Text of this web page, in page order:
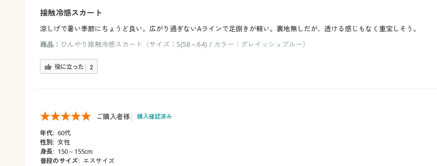
接触冷感スカート
涼しげで暑い季節にちょうど良い。広がり過ぎないAラインで足捌きが軽い。裏地無しだが、透ける感じもなく重宝しそう。
商品： ひんやり接触冷感スカート（サイズ：S(58～64) / カラー：グレイッシュブルー）
役に立った 2
ご購入者様 購入確認済み
年代: 60代
性別: 女性
身長: 150～155cm
普段のサイズ: エスサイズ